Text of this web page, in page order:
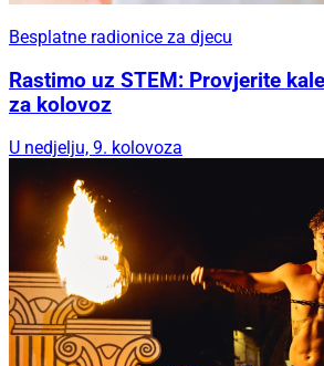
Besplatne radionice za djecu
Rastimo uz STEM: Provjerite
za kolovoz
U nedjelju, 9. kolovoza